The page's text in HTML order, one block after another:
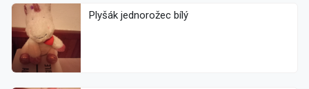
Plyšák jednorožec bílý